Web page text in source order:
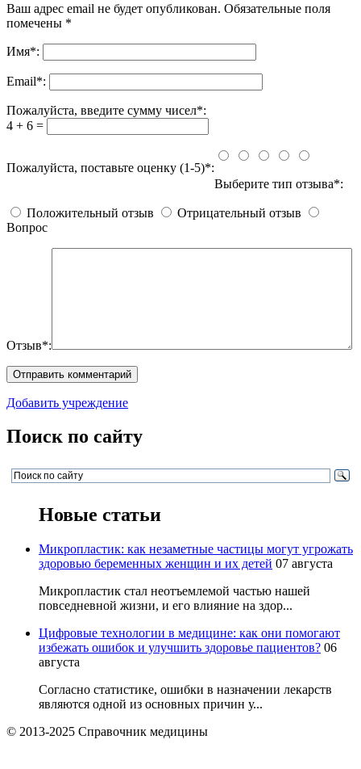
Ваш адрес email не будет опубликован. Обязательные поля
помечены *
Имя*:
Email*:
Пожалуйста, введите сумму чисел*:
4 + 6 =
Пожалуйста, поставьте оценку (1-5)*:
Выберите тип отзыва*:
Положительный отзыв
Отрицательный отзыв
Вопрос
Отзыв*:
Добавить учреждение
Поиск по сайту
Новые статьи
Микропластик: как незаметные частицы могут угрожать
здоровью беременных женщин и их детей 07 августа
Микропластик стал неотъемлемой частью нашей
повседневной жизни, и его влияние на здор...
Цифровые технологии в медицине: как они помогают
избежать ошибок и улучшить здоровье пациентов? 06
августа
Согласно статистике, ошибки в назначении лекарств
являются одной из основных причин у...
© 2013-2025 Справочник медицины